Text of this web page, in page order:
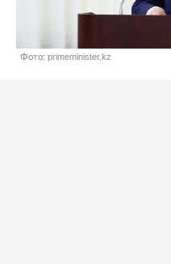
Фото: primeminister.kz